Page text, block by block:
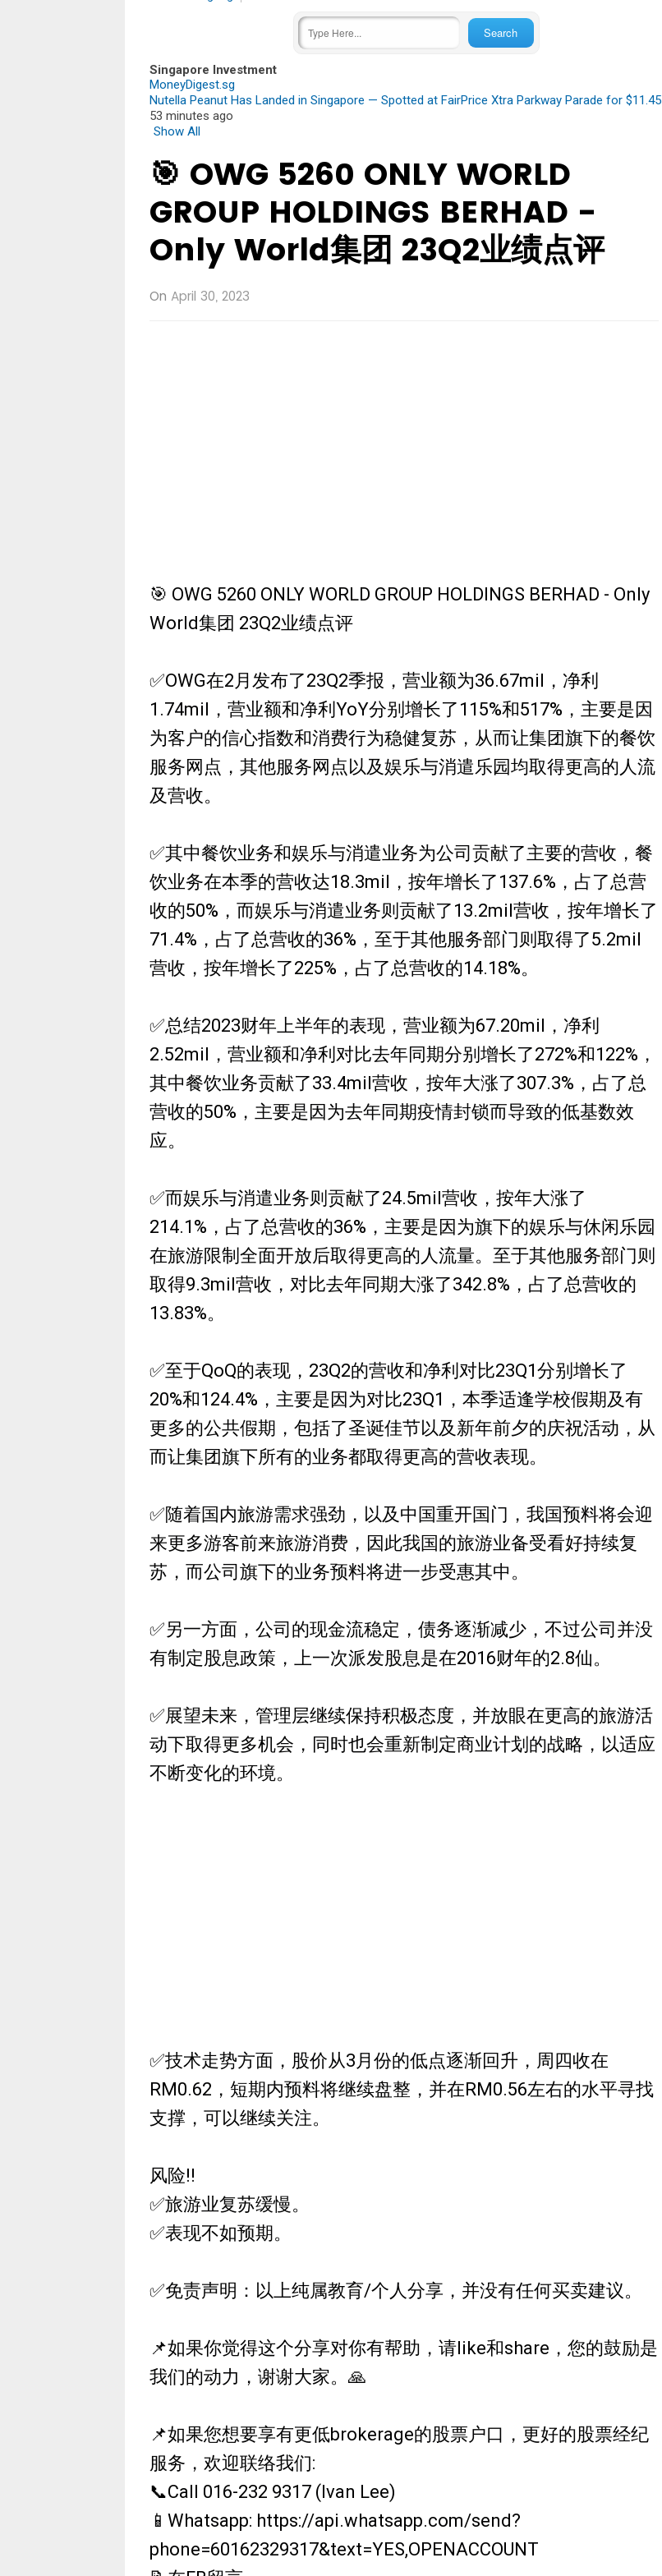
Singapore Investment
MoneyDigest.sg
Nutella Peanut Has Landed in Singapore — Spotted at FairPrice Xtra Parkway Parade for $11.45
53 minutes ago
Show All
🎯 OWG 5260 ONLY WORLD
GROUP HOLDINGS BERHAD -
Only World集团 23Q2业绩点评
On April 30, 2023
🎯 OWG 5260 ONLY WORLD GROUP HOLDINGS BERHAD - Only
World集团 23Q2业绩点评
✅OWG在2月发布了23Q2季报，营业额为36.67mil，净利
1.74mil，营业额和净利YoY分别增长了115%和517%，主要是因
为客户的信心指数和消费行为稳健复苏，从而让集团旗下的餐饮
服务网点，其他服务网点以及娱乐与消遣乐园均取得更高的人流
及营收。
✅其中餐饮业务和娱乐与消遣业务为公司贡献了主要的营收，餐
饮业务在本季的营收达18.3mil，按年增长了137.6%，占了总营
收的50%，而娱乐与消遣业务则贡献了13.2mil营收，按年增长了
71.4%，占了总营收的36%，至于其他服务部门则取得了5.2mil
营收，按年增长了225%，占了总营收的14.18%。
✅总结2023财年上半年的表现，营业额为67.20mil，净利
2.52mil，营业额和净利对比去年同期分别增长了272%和122%，
其中餐饮业务贡献了33.4mil营收，按年大涨了307.3%，占了总
营收的50%，主要是因为去年同期疫情封锁而导致的低基数效
应。
✅而娱乐与消遣业务则贡献了24.5mil营收，按年大涨了
214.1%，占了总营收的36%，主要是因为旗下的娱乐与休闲乐园
在旅游限制全面开放后取得更高的人流量。至于其他服务部门则
取得9.3mil营收，对比去年同期大涨了342.8%，占了总营收的
13.83%。
✅至于QoQ的表现，23Q2的营收和净利对比23Q1分别增长了
20%和124.4%，主要是因为对比23Q1，本季适逢学校假期及有
更多的公共假期，包括了圣诞佳节以及新年前夕的庆祝活动，从
而让集团旗下所有的业务都取得更高的营收表现。
✅随着国内旅游需求强劲，以及中国重开国门，我国预料将会迎
来更多游客前来旅游消费，因此我国的旅游业备受看好持续复
苏，而公司旗下的业务预料将进一步受惠其中。
✅另一方面，公司的现金流稳定，债务逐渐减少，不过公司并没
有制定股息政策，上一次派发股息是在2016财年的2.8仙。
✅展望未来，管理层继续保持积极态度，并放眼在更高的旅游活
动下取得更多机会，同时也会重新制定商业计划的战略，以适应
不断变化的环境。
✅技术走势方面，股价从3月份的低点逐渐回升，周四收在
RM0.62，短期内预料将继续盘整，并在RM0.56左右的水平寻找
支撑，可以继续关注。
风险‼
✅旅游业复苏缓慢。
✅表现不如预期。
✅免责声明：以上纯属教育/个人分享，并没有任何买卖建议。
📌如果你觉得这个分享对你有帮助，请like和share，您的鼓励是
我们的动力，谢谢大家。🙏
📌如果您想要享有更低brokerage的股票户口，更好的股票经纪
服务，欢迎联络我们:
📞Call 016-232 9317 (Ivan Lee)
📱Whatsapp: https://api.whatsapp.com/send?
phone=60162329317&text=YES,OPENACCOUNT